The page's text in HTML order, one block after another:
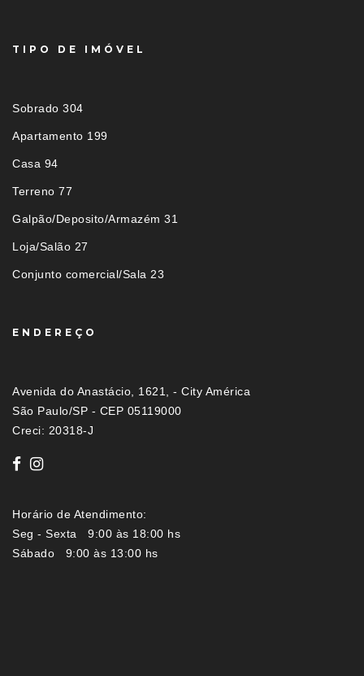
TIPO DE IMÓVEL
Sobrado 304
Apartamento 199
Casa 94
Terreno 77
Galpão/Deposito/Armazém 31
Loja/Salão 27
Conjunto comercial/Sala 23
ENDEREÇO
Avenida do Anastácio, 1621, - City América
São Paulo/SP - CEP 05119000
Creci: 20318-J
Horário de Atendimento:
Seg - Sexta 9:00 às 18:00 hs
Sábado 9:00 às 13:00 hs